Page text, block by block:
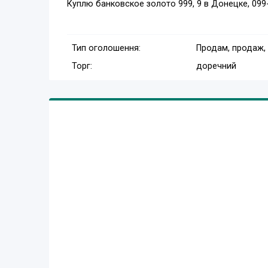
Куплю банковское золото 999, 9 в Донецке,
Тип оголошення:
Продам,
Торг:
доречний